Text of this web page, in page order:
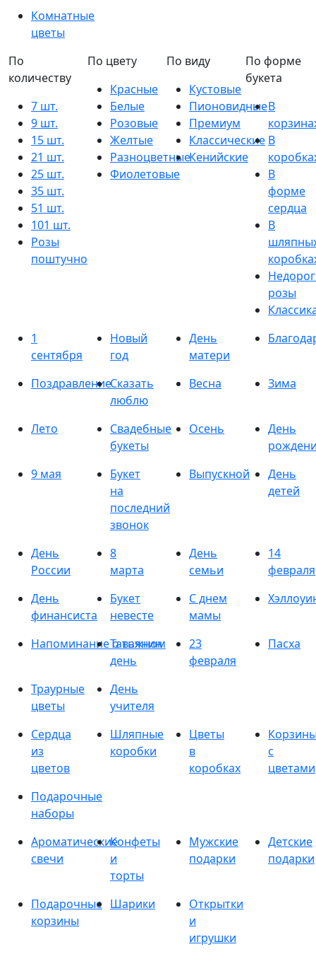
Комнатные
цветы
По
количеству
7 шт.
9 шт.
15 шт.
21 шт.
25 шт.
35 шт.
51 шт.
101 шт.
Розы
поштучно
По цвету
Красные
Белые
Розовые
Желтые
Разноцветные
Фиолетовые
По виду
Кустовые
Пионовидные
Премиум
Классические
Кенийские
По форме
букета
В
В
В
форме
сердца
В
розы
1
сентября
Новый
год
День
матери
ПоздравлениеСказать
люблю
Весна Зима
Лето
Свадебные
букеты
Осень
День
9 мая
Букет
на
последний
звонок
Выпускной
День
детей
День
России
8
марта
День
семьи
14
февраля
День
финансиста
Букет
невесте
С днем
мамы
Напоминание о важном
Татьянин
день
23
февраля
Пасха
Траурные
цветы
День
учителя
Сердца
из
цветов
Шляпные
коробки
Цветы
в
коробках
с
цветами
Подарочные
наборы
Ароматические
свечи
Конфеты
и
торты
Мужские
подарки
Детские
подарки
Подарочные
корзины
Шарики
Открытки
и
игрушки